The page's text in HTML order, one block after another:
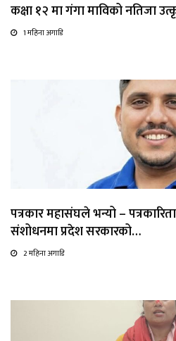
कक्षा १२ मा गंगा माविको नतिजा
1 महिना अगाडि
पत्रकार महासंघले भन्यो – पत्रकारिता
संशोधनमा प्रदेश सरकारको…
2 महिना अगाडि